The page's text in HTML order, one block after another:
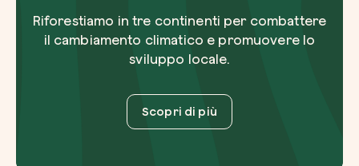
Riforestiamo in tre continenti per combattere
il cambiamento climatico e promuovere lo
sviluppo locale.
Scopri di più
Inserisci il tuo codice per riscattare un
Usa il codice